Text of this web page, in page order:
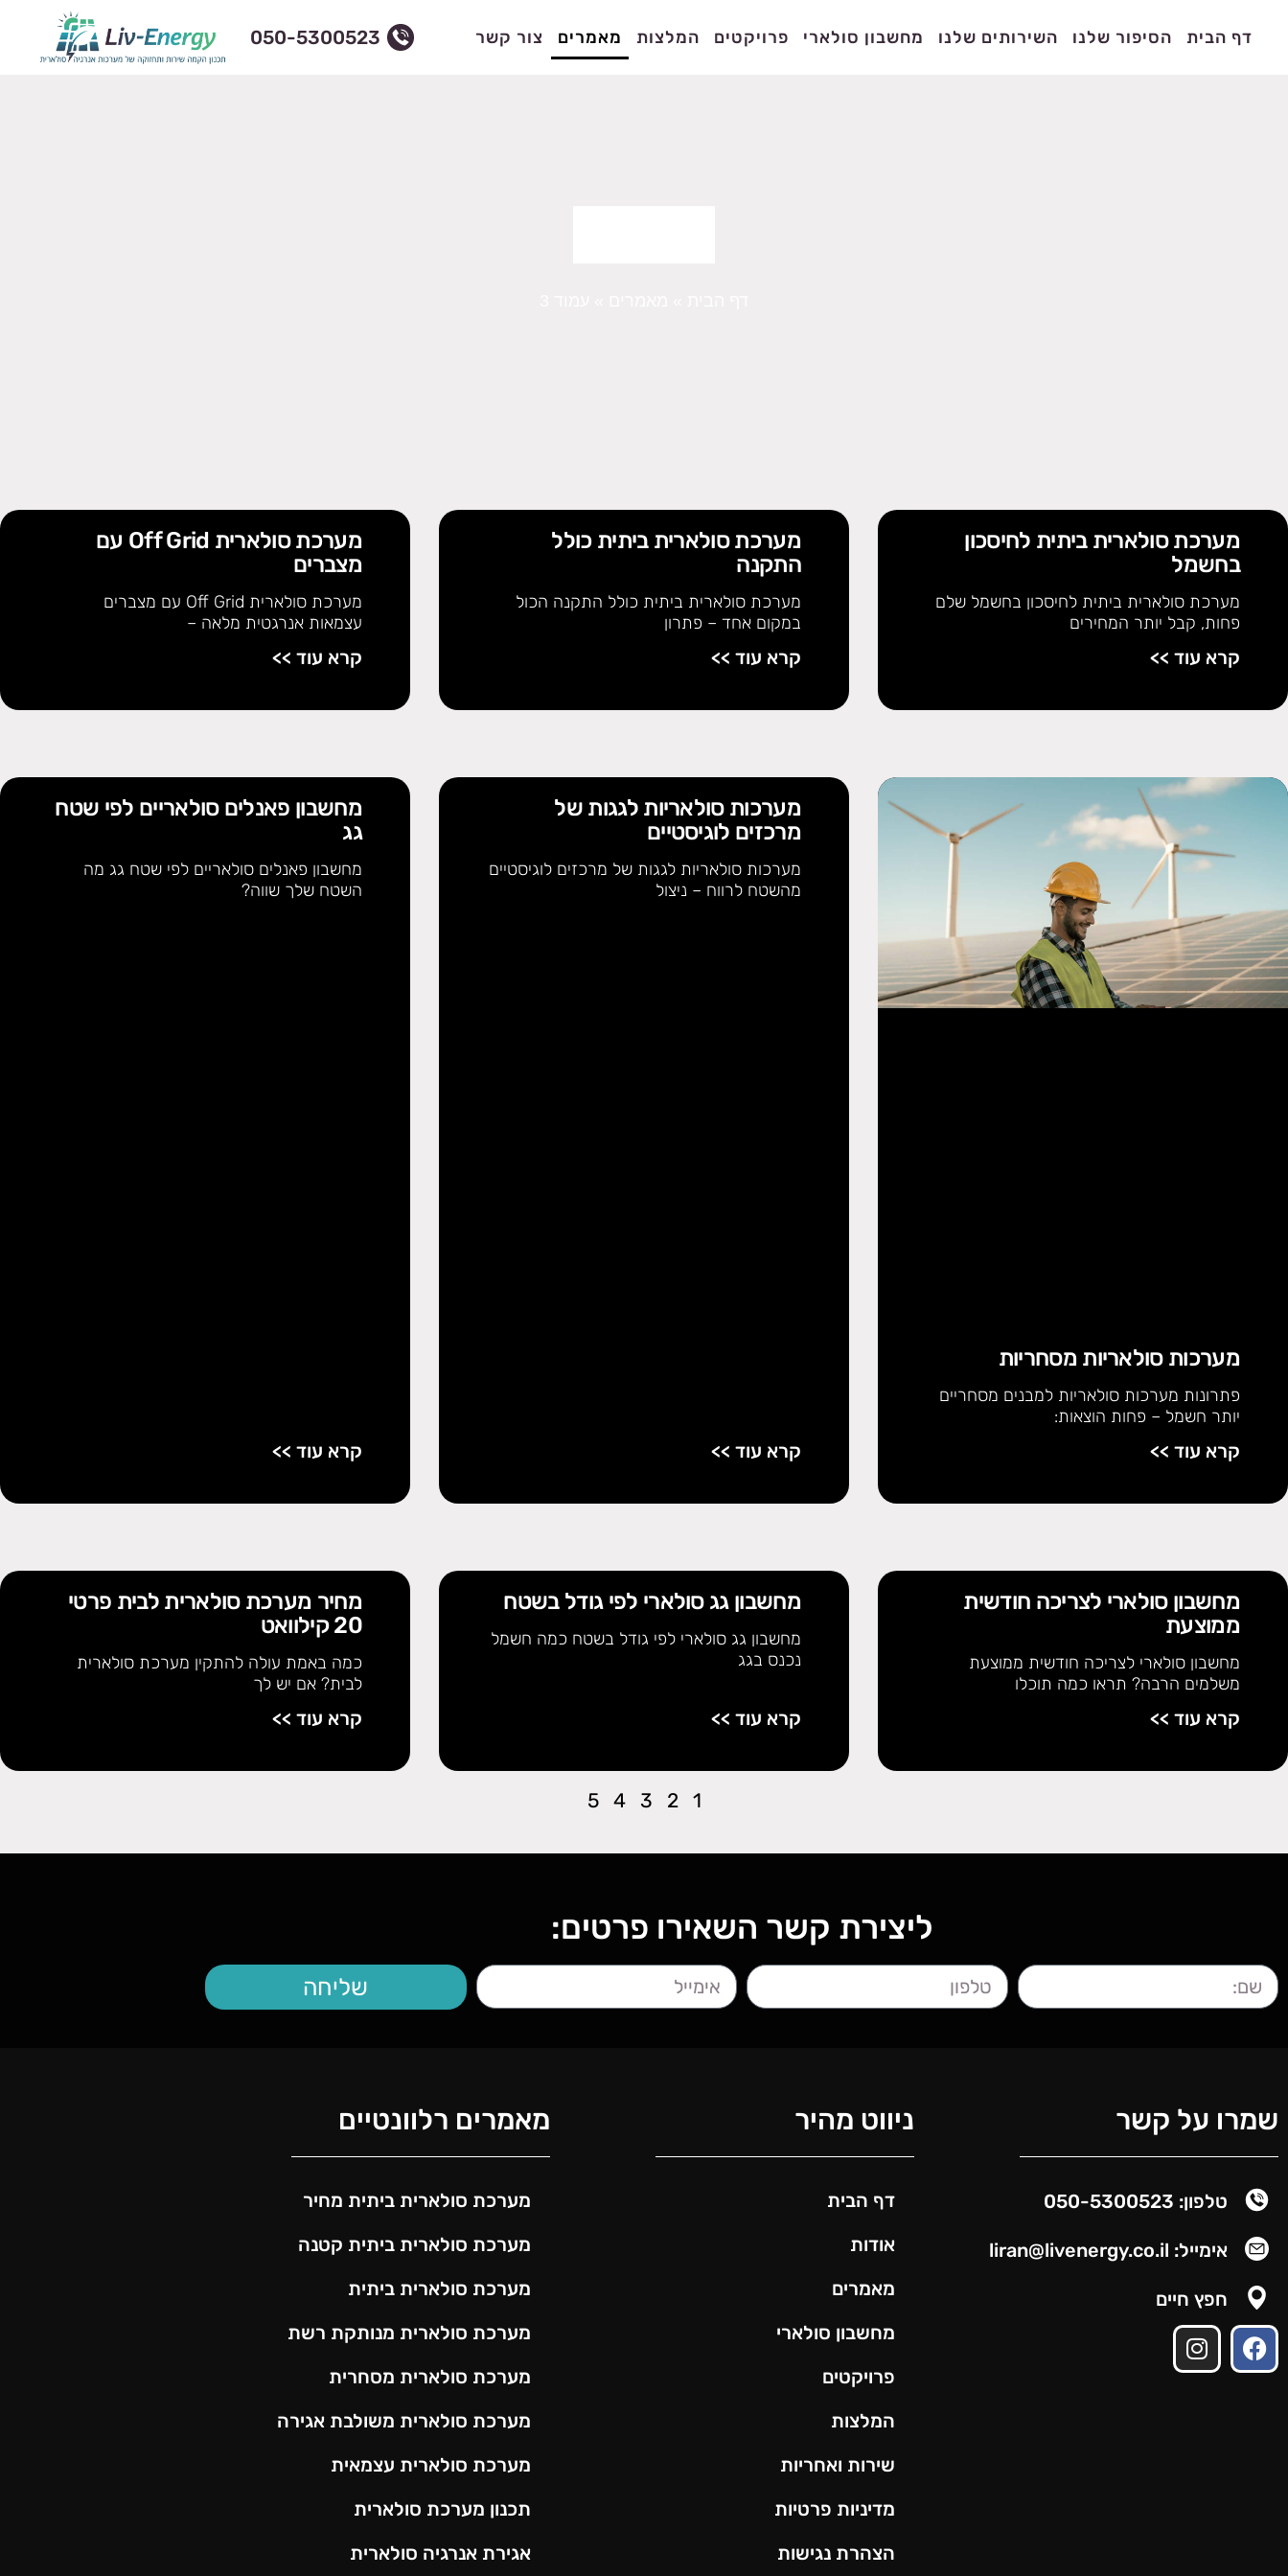
דף הבית הסיפור שלנו השירותים שלנו מחשבון סולארי פרויקטים המלצות מאמרים צור קשר 050-5300523
מערכת סולארית ביתית לחיסכון
בחשמל
מערכת סולארית ביתית לחיסכון בחשמל שלם
פחות, קבל יותר המחירים
קרא עוד >>
מערכת סולארית ביתית כולל
התקנה
מערכת סולארית ביתית כולל התקנה הכול
במקום אחד – פתרון
קרא עוד >>
מערכת סולארית Off Grid עם
מצברים
מערכת סולארית Off Grid עם מצברים
עצמאות אנרגטית מלאה –
קרא עוד >>
מערכות סולאריות מסחריות
פתרונות מערכות סולאריות למבנים מסחריים
יותר חשמל – פחות הוצאות:
קרא עוד >>
מערכות סולאריות לגגות של
מרכזים לוגיסטיים
מערכות סולאריות לגגות של מרכזים לוגיסטיים
מהשטח לרווח – ניצול
קרא עוד >>
מחשבון פאנלים סולאריים לפי שטח
גג
מחשבון פאנלים סולאריים לפי שטח גג מה
השטח שלך שווה?
קרא עוד >>
מחשבון סולארי לצריכה חודשית
ממוצעת
מחשבון סולארי לצריכה חודשית ממוצעת
משלמים הרבה? תראו כמה תוכלו
קרא עוד >>
מחשבון גג סולארי לפי גודל בשטח
מחשבון גג סולארי לפי גודל בשטח כמה חשמל
נכנס בגג
קרא עוד >>
מחיר מערכת סולארית לבית פרטי
20 קילוואט
כמה באמת עולה להתקין מערכת סולארית
לבית? אם יש לך
קרא עוד >>
1
2
3
4
5
ליצירת קשר השאירו פרטים:
שליחה
שמרו על קשר
טלפון: 050-5300523
אימייל: liran@livenergy.co.il
חפץ חיים
ניווט מהיר
דף הבית
אודות
מאמרים
מחשבון סולארי
פרויקטים
המלצות
שירות ואחריות
מדיניות פרטיות
הצהרת נגישות
מאמרים רלוונטיים
מערכת סולארית ביתית מחיר
מערכת סולארית ביתית קטנה
מערכת סולארית ביתית
מערכת סולארית מנותקת רשת
מערכת סולארית מסחרית
מערכת סולארית משולבת אגירה
מערכת סולארית עצמאית
תכנון מערכת סולארית
אגירת אנרגיה סולארית